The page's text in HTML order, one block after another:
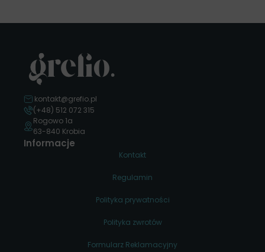
kontakt@grefio.pl
(+48) 512 072 315
Rogowo 1a
63-840 Krobia
Informacje
Kontakt
Regulamin
Polityka prywatności
Polityka zwrotów
Formularz Reklamacyjny